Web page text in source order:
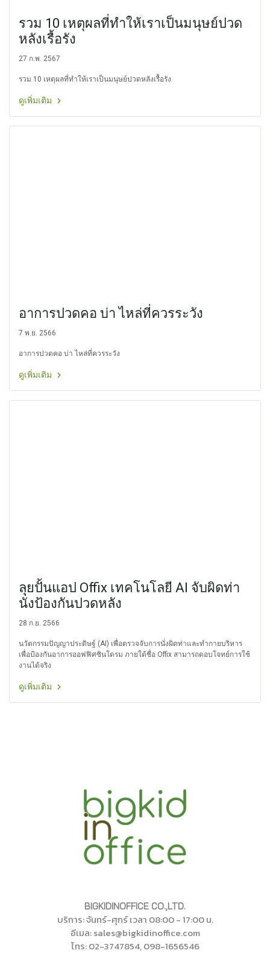
รวม 10 เหตุผลที่ทำให้เราเป็นมนุษย์ปวด
หลังเรื้อรัง
27 ก.พ. 2567
รวม 10 เหตุผลที่ทำให้เราเป็นมนุษย์ปวดหลังเรื้อรัง
ดูเพิ่มเติม
อาการปวดคอ บ่า ไหล่ที่ควรระวัง
7 พ.ย. 2566
อาการปวดคอ บ่า ไหล่ที่ควรระวัง
ดูเพิ่มเติม
ลุยปั้นแอป Offix เทคโนโลยี AI จับผิดท่า
นั่งป้องกันปวดหลัง
28 ก.ย. 2566
นวัตกรรมปัญญาประดิษฐ์ (AI) เพื่อตรวจจับการนั่งผิดท่าและทำกายบริหาร
เพื่อป้องกันอาการออฟฟิศซินโดรม ภายใต้ชื่อ Offix สามารถตอบโจทย์การใช้
งานได้จริง
ดูเพิ่มเติม
BIGKIDINOFFICE CO.,LTD.
บริการ: จันทร์-ศุกร์ เวลา 08:00 - 17:00 น.
อีเมล: sales@bigkidinoffice.com
โทร: 02-3747854, 098-1656546